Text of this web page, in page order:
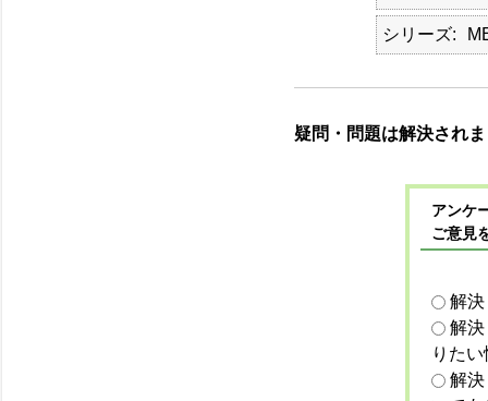
シリーズ
疑問・問題は解決され
アンケ
ご意見
解
解
りた
解